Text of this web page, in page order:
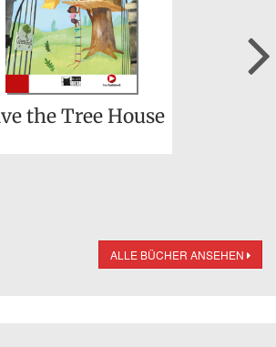
the Tree House
ALLE BÜCHER ANSEHEN